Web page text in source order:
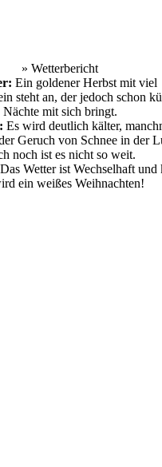
» Wetterbericht
Ein goldener Herbst mit viel
steht an, der jedoch schon
Nächte mit sich bringt.
Es wird deutlich kälter,
Geruch von Schnee in der
noch ist es nicht so weit.
Das Wetter ist Wechselhaft und
ein weißes Weihnachten!